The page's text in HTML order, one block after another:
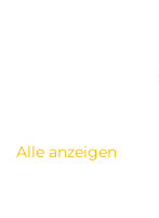
Alle anzeigen